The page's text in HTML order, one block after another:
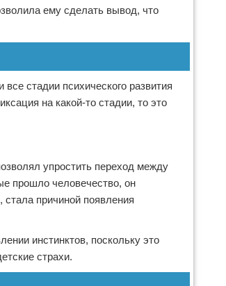
ему сделать вывод, что
стадии психического развития
на какой-то стадии, то это
упростить переход между
прошло человечество, он
причиной появления
инстинктов, поскольку это
страхи.